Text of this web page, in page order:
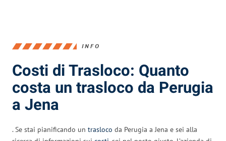
INFO
Costi di Trasloco: Quanto
costa un trasloco da Perugia
a Jena
. Se stai pianificando un trasloco da Perugia a Jena e sei alla